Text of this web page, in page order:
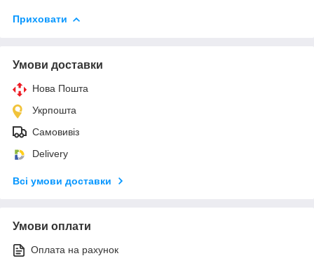
Приховати
Умови доставки
Нова Пошта
Укрпошта
Самовивіз
Delivery
Всі умови доставки
Умови оплати
Оплата на рахунок